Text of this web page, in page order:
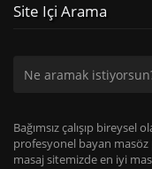
Site Içi Arama
Bağımsız çalışıp
profesyonel bayan
masaj sitemizde en iyi